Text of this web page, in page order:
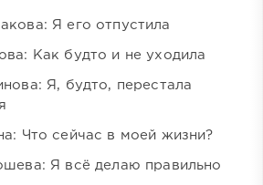
Я его отпустила
Как будто и не уходила
Я, будто, перестала
Что сейчас в моей жизни?
Я всё делаю правильно